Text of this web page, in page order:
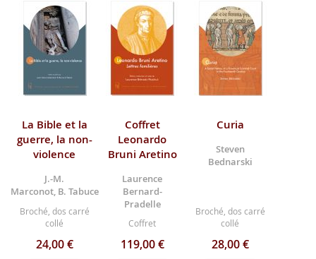
La Bible et la
guerre, la non-
violence
J.-M.
Marconot, B. Tabuce
Broché, dos carré
collé
24,00 €
Coffret
Leonardo
Bruni Aretino
Laurence
Bernard-
Pradelle
Coffret
119,00 €
Curia
Steven
Bednarski
Broché, dos carré
collé
28,00 €